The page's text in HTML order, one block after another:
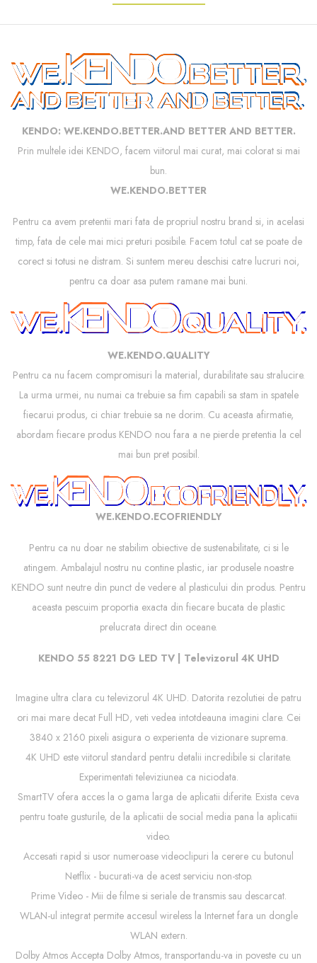
KENDO: WE.KENDO.BETTER.AND BETTER AND BETTER.
Prin multele idei KENDO, facem viitorul mai curat, mai colorat si mai
bun.
WE.KENDO.BETTER
Pentru ca avem pretentii mari fata de propriul nostru brand si, in acelasi
timp, fata de cele mai mici preturi posibile. Facem totul cat se poate de
corect si totusi ne distram. Si suntem mereu deschisi catre lucruri noi,
pentru ca doar asa putem ramane mai buni.
WE.KENDO.QUALITY
Pentru ca nu facem compromisuri la material, durabilitate sau stralucire.
La urma urmei, nu numai ca trebuie sa fim capabili sa stam in spatele
fiecarui produs, ci chiar trebuie sa ne dorim. Cu aceasta afirmatie,
abordam fiecare produs KENDO nou fara a ne pierde pretentia la cel
mai bun pret posibil.
WE.KENDO.ECOFRIENDLY
Pentru ca nu doar ne stabilim obiective de sustenabilitate, ci si le
atingem. Ambalajul nostru nu contine plastic, iar produsele noastre
KENDO sunt neutre din punct de vedere al plasticului din produs. Pentru
aceasta pescuim proportia exacta din fiecare bucata de plastic
prelucrata direct din oceane.
KENDO 55 8221 DG LED TV | Televizorul 4K UHD
Imagine ultra clara cu televizorul 4K UHD. Datorita rezolutiei de patru
ori mai mare decat Full HD, veti vedea intotdeauna imagini clare. Cei
3840 x 2160 pixeli asigura o experienta de vizionare suprema.
4K UHD este viitorul standard pentru detalii incredibile si claritate.
Experimentati televiziunea ca niciodata.
SmartTV ofera acces la o gama larga de aplicatii diferite. Exista ceva
pentru toate gusturile, de la aplicatii de social media pana la aplicatii
video.
Accesati rapid si usor numeroase videoclipuri la cerere cu butonul
Netflix - bucurati-va de acest serviciu non-stop.
Prime Video - Mii de filme si seriale de transmis sau descarcat.
WLAN-ul integrat permite accesul wireless la Internet fara un dongle
WLAN extern.
Dolby Atmos Accepta Dolby Atmos, transportandu-va in poveste cu un